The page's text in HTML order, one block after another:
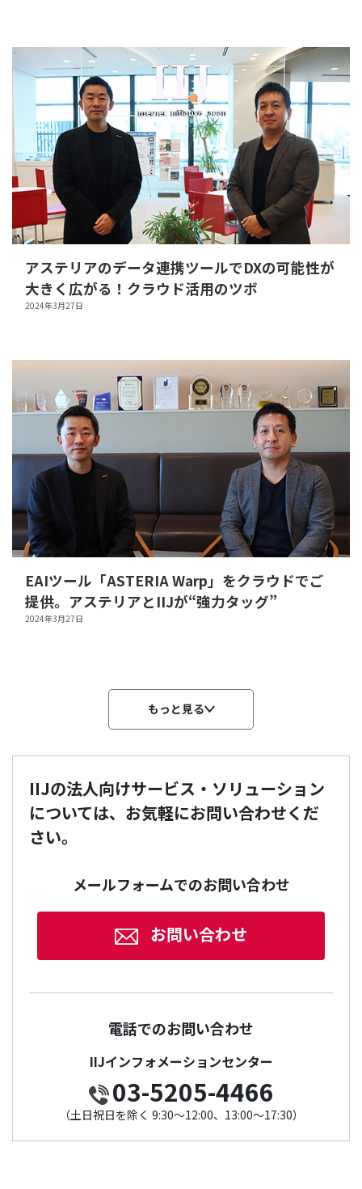
アステリアのデータ連携ツールでDXの可能性が
大きく広がる！クラウド活用のツボ
2024年3月27日
EAIツール「ASTERIA Warp」をクラウドでご
提供。アステリアとIIJが“強力タッグ”
2024年3月27日
もっと見る
IIJの法人向けサービス・ソリューション
については、お気軽にお問い合わせくだ
さい。
メールフォームでのお問い合わせ
お問い合わせ
電話でのお問い合わせ
IIJインフォメーションセンター
03-5205-4466
（土日祝日を除く 9:30～12:00、13:00～17:30）